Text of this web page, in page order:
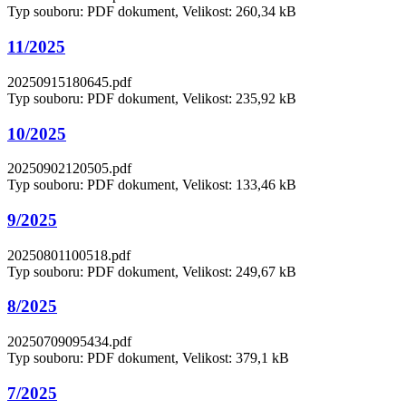
Typ souboru: PDF dokument, Velikost: 260,34 kB
11/2025
20250915180645.pdf
Typ souboru: PDF dokument, Velikost: 235,92 kB
10/2025
20250902120505.pdf
Typ souboru: PDF dokument, Velikost: 133,46 kB
9/2025
20250801100518.pdf
Typ souboru: PDF dokument, Velikost: 249,67 kB
8/2025
20250709095434.pdf
Typ souboru: PDF dokument, Velikost: 379,1 kB
7/2025